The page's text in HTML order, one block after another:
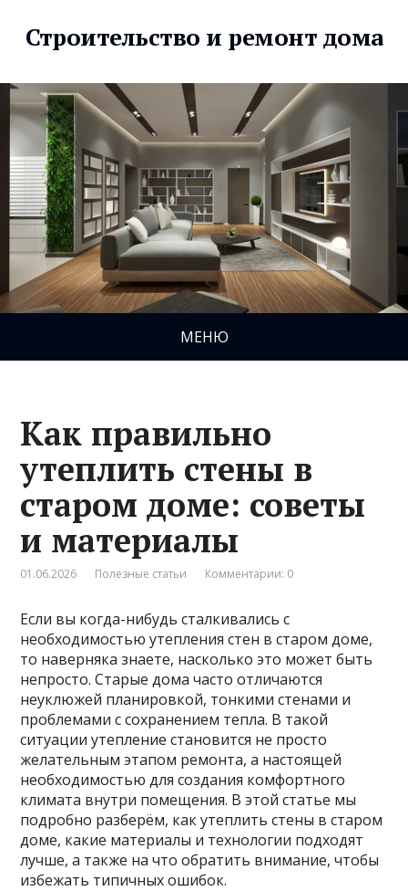
Строительство и ремонт дома
МЕНЮ
Как правильно
утеплить стены в
старом доме: советы
и материалы
01.06.2026 Полезные статьи Комментарии: 0
Если вы когда-нибудь сталкивались с
необходимостью утепления стен в старом доме,
то наверняка знаете, насколько это может быть
непросто. Старые дома часто отличаются
неуклюжей планировкой, тонкими стенами и
проблемами с сохранением тепла. В такой
ситуации утепление становится не просто
желательным этапом ремонта, а настоящей
необходимостью для создания комфортного
климата внутри помещения. В этой статье мы
подробно разберём, как утеплить стены в старом
доме, какие материалы и технологии подходят
лучше, а также на что обратить внимание, чтобы
избежать типичных ошибок.